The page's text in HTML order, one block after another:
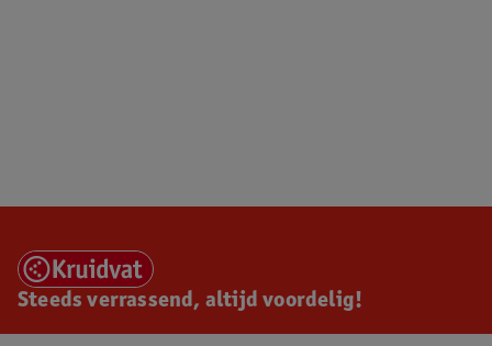
Steeds verrassend, altijd voordelig!